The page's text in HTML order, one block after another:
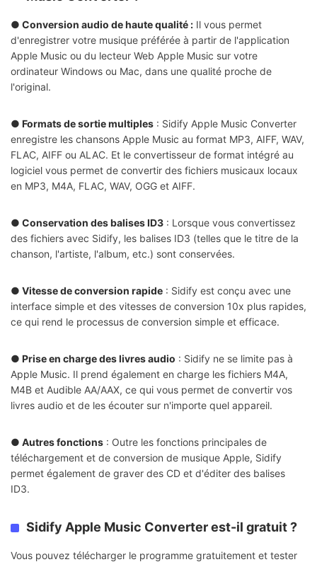
● Conversion audio de haute qualité : Il vous permet
d'enregistrer votre musique préférée à partir de l'application
Apple Music ou du lecteur Web Apple Music sur votre
ordinateur Windows ou Mac, dans une qualité proche de
l'original.
● Formats de sortie multiples : Sidify Apple Music Converter
enregistre les chansons Apple Music au format MP3, AIFF, WAV,
FLAC, AIFF ou ALAC. Et le convertisseur de format intégré au
logiciel vous permet de convertir des fichiers musicaux locaux
en MP3, M4A, FLAC, WAV, OGG et AIFF.
● Conservation des balises ID3 : Lorsque vous convertissez
des fichiers avec Sidify, les balises ID3 (telles que le titre de la
chanson, l'artiste, l'album, etc.) sont conservées.
● Vitesse de conversion rapide : Sidify est conçu avec une
interface simple et des vitesses de conversion 10x plus rapides,
ce qui rend le processus de conversion simple et efficace.
● Prise en charge des livres audio : Sidify ne se limite pas à
Apple Music. Il prend également en charge les fichiers M4A,
M4B et Audible AA/AAX, ce qui vous permet de convertir vos
livres audio et de les écouter sur n'importe quel appareil.
● Autres fonctions : Outre les fonctions principales de
téléchargement et de conversion de musique Apple, Sidify
permet également de graver des CD et d'éditer des balises
ID3.
Sidify Apple Music Converter est-il gratuit ?
Vous pouvez télécharger le programme gratuitement et tester